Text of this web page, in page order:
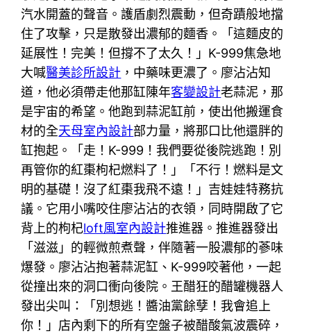
汽水開蓋的聲音。護盾劇烈震動，但奇蹟般地擋
住了攻擊，只是散發出濃郁的麵香。「這麵皮的
延展性！完美！但撐不了太久！」K-999焦急地
大喊醫美診所設計 ，中藥味更濃了。廖沾沾知
道，他必須帶走他那缸陳年客變設計老蒜泥，那
是宇宙的希望。他跑到蒜泥缸前，使出他搬運食
材的全天母室內設計部力量，將那口比他還胖的
缸抱起。「走！K-999！我們要從後院逃跑！別
再管你的紅棗枸杞燃料了！」「不行！燃料是文
明的基礎！沒了紅棗我飛不遠！」吉娃娃特務抗
議。它用小嘴咬住廖沾沾的衣領，同時開啟了它
背上的枸杞loft風室內設計推進器。推進器發出
「滋滋」的輕微煎煮聲，伴隨著一股濃郁的蔘味
爆發。廖沾沾抱著蒜泥缸、K-999咬著他，一起
從撞出來的洞口衝向後院。王醋狂的醋罐機器人
發出尖叫：「別想逃！醬油黨餘孽！我會追上
你！」店內剩下的所有空盤子被醋酸氣波震碎，